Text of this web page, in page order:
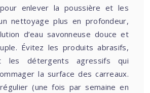
enlever la poussière et les
nettoyage plus en profondeur,
d’eau savonneuse douce et
Évitez les produits abrasifs,
les détergents agressifs qui
la surface des carreaux.
(une fois par semaine en